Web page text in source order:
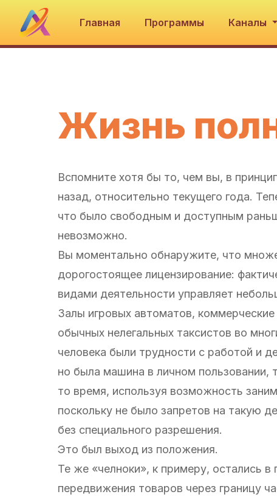
Главная Программы Каналы
Жизнь
Вспомните хотя бы то, чем вы, в
назад, относительно текущего года.
что было свободным и доступным
невозможно.
Вы моментально обнаружите, что
дорогостоящее лицензирование:
видами деятельности управляет
Залы игровых автоматов,
обычных нелегальных таксистов во
человека были трудности с работой и
но была машина в личном пользовании,
то время, используя возможность
поскольку не было запретов на такую
без специального разрешения.
Это был выход из положения.
Те же «челноки», к примеру, остались
передвижения товаров через границу